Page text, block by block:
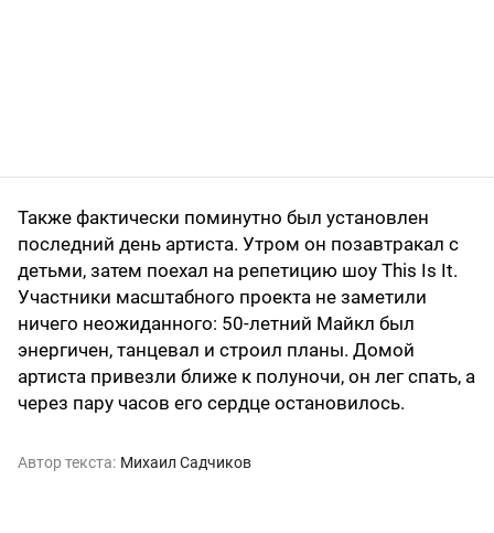
Также фактически поминутно был установлен
последний день артиста. Утром он позавтракал с
детьми, затем поехал на репетицию шоу This Is It.
Участники масштабного проекта не заметили
ничего неожиданного: 50-летний Майкл был
энергичен, танцевал и строил планы. Домой
артиста привезли ближе к полуночи, он лег спать, а
через пару часов его сердце остановилось.
Автор текста: Михаил Садчиков